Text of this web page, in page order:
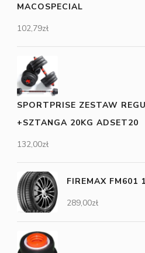
MACOSPECIAL
102,79zł
SPORTPRISE ZESTAW
+SZTANGA 20KG ADSET20
132,00zł
FIREMAX FM601
289,00zł